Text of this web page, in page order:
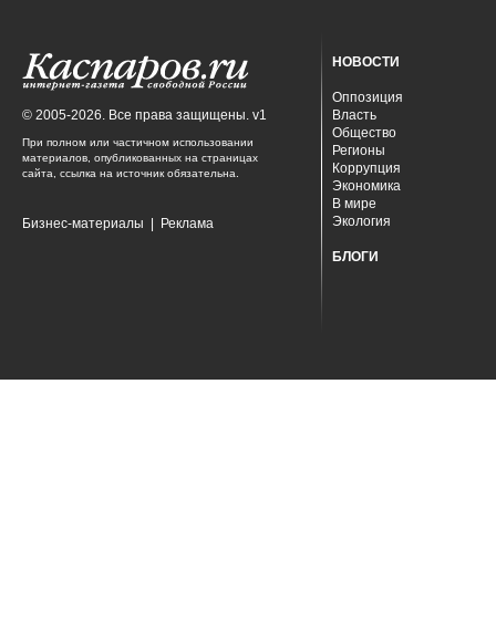
© 2005-2026. Все права защищены. v1
При полном или частичном использовании
материалов, опубликованных на страницах
сайта, ссылка на источник обязательна.
Бизнес-материалы Реклама
НОВОСТИ
Оппозиция
Власть
Общество
Регионы
Коррупция
Экономика
В мире
Экология
БЛОГИ